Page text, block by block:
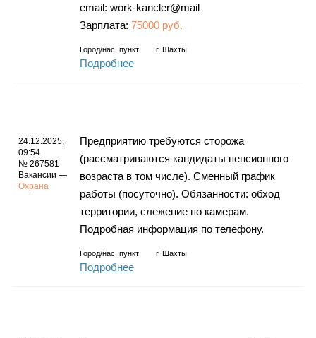
email: work-kancler@mail
Зарплата: 75000 руб.
Город/нас. пункт: г. Шахты
Подробнее
24.12.2025,
09:54
№ 267581
Вакансии —
Охрана
Предприятию требуются сторожа
(рассматриваются кандидаты пенсионного
возраста в том числе). Сменный график
работы (посуточно). Обязанности: обход
территории, слежение по камерам.
Подробная информация по телефону.
Город/нас. пункт: г. Шахты
Подробнее